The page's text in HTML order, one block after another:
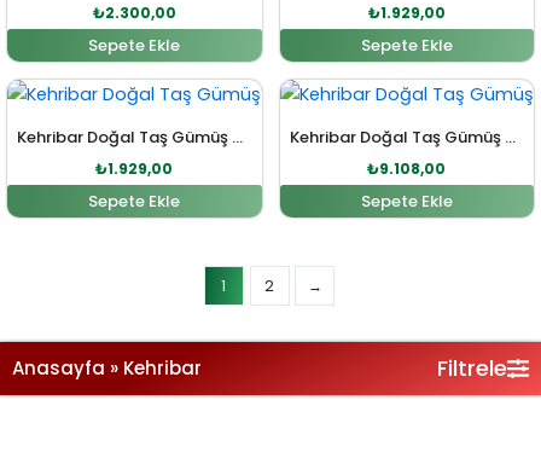
₺2.300,00
Sepete Ekle
₺1.929,00
Sepete Ekle
Kehribar Doğal Taş Gümüş Bileklik
Orijinal fiyat: ₺2.122,00.
₺1.929,00
Şu andaki fiyat: ₺1.929,00.
Sepete Ekle
Kehribar Doğal Taş Gümüş Bileklik
Orijinal fiyat:
₺9.108,00
Şu andaki
Sepete Ekle
Anasayfa » Kehribar Filtrele